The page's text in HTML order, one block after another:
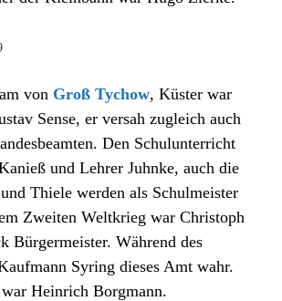
von Groß Tychow, Küster war
Sense, er versah zugleich auch
Den Schulunterricht
und Lehrer Juhnke, auch die
Thiele werden als Schulmeister
Zweiten Weltkrieg war Christoph
Bürgermeister. Während des
Syring dieses Amt wahr.
Heinrich Borgmann.